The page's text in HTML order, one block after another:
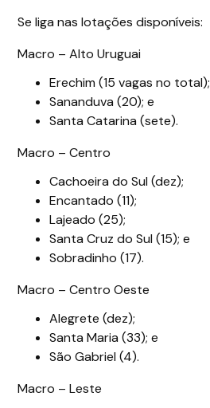
Se liga nas lotações disponíveis:
Macro – Alto Uruguai
Erechim (15 vagas no total);
Sananduva (20); e
Santa Catarina (sete).
Macro – Centro
Cachoeira do Sul (dez);
Encantado (11);
Lajeado (25);
Santa Cruz do Sul (15); e
Sobradinho (17).
Macro – Centro Oeste
Alegrete (dez);
Santa Maria (33); e
São Gabriel (4).
Macro – Leste